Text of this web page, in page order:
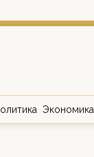
Экономика